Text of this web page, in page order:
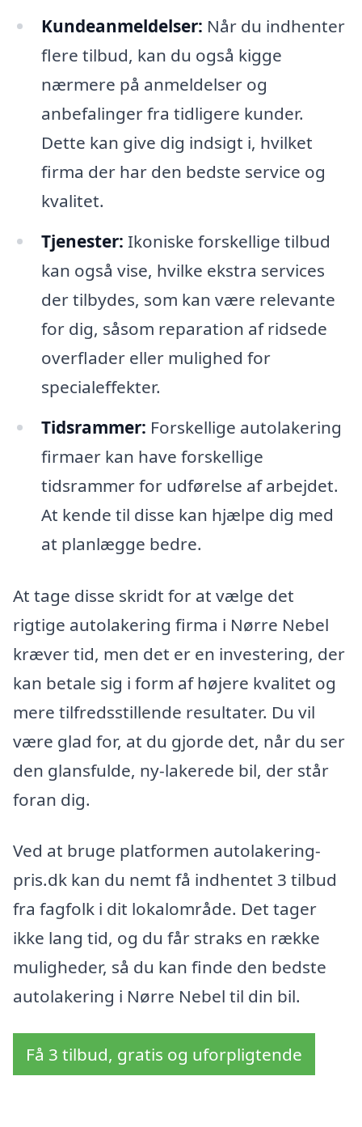
Kundeanmeldelser: Når du indhenter
flere tilbud, kan du også kigge
nærmere på anmeldelser og
anbefalinger fra tidligere kunder.
Dette kan give dig indsigt i, hvilket
firma der har den bedste service og
kvalitet.
Tjenester: Ikoniske forskellige tilbud
kan også vise, hvilke ekstra services
der tilbydes, som kan være relevante
for dig, såsom reparation af ridsede
overflader eller mulighed for
specialeffekter.
Tidsrammer: Forskellige autolakering
firmaer kan have forskellige
tidsrammer for udførelse af arbejdet.
At kende til disse kan hjælpe dig med
at planlægge bedre.
At tage disse skridt for at vælge det
rigtige autolakering firma i Nørre Nebel
kræver tid, men det er en investering, der
kan betale sig i form af højere kvalitet og
mere tilfredsstillende resultater. Du vil
være glad for, at du gjorde det, når du ser
den glansfulde, ny-lakerede bil, der står
foran dig.
Ved at bruge platformen autolakering-
pris.dk kan du nemt få indhentet 3 tilbud
fra fagfolk i dit lokalområde. Det tager
ikke lang tid, og du får straks en række
muligheder, så du kan finde den bedste
autolakering i Nørre Nebel til din bil.
Få 3 tilbud, gratis og uforpligtende